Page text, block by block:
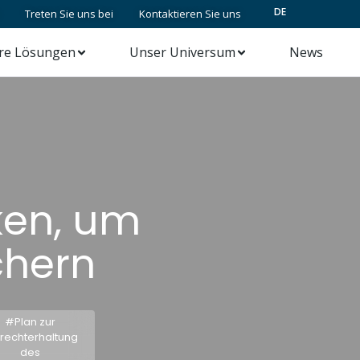
Treten Sie uns bei Kontaktieren Sie uns DE
Lösungen Unser Universum News
um
#Plan zur
des